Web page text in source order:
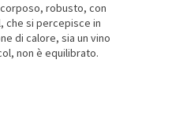
robusto, con
che si percepisce in
di calore, sia un vino
non è equilibrato.